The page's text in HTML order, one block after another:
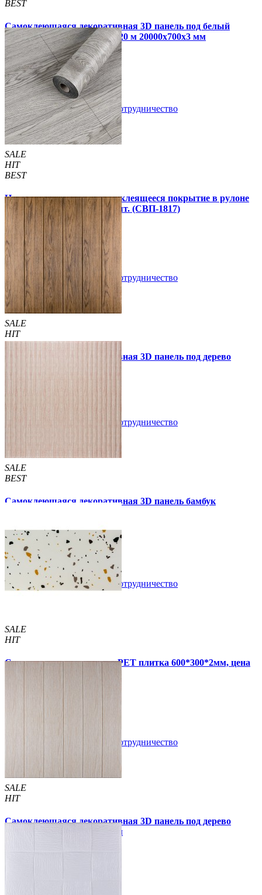
BEST
Самоклеющаяся декоративная 3D панель под белый
матовый кирпич в рулоне 20 м 20000x700x3 мм
1 850 грн./шт 2 899 грн./шт
Купить В закладки Сотрудничество
SALE
HIT
BEST
Напольное виниловое самоклеящееся покрытие в рулоне
3000х600х1,5мм, цена за 1 шт. (СВП-1817)
990 грн. 1 390 грн.
Купить В закладки Сотрудничество
SALE
HIT
Самоклеющаяся декоративная 3D панель под дерево
Сотрудничество
SALE
BEST
Самоклеющаяся декоративная 3D панель бамбук
129 грн. /шт 160 грн. /шт
Купить В закладки Сотрудничество
SALE
HIT
Самоклеящаяся стеновая PET плитка 600*300*2мм, цена
Сотрудничество
SALE
HIT
Самоклеющаяся декоративная 3D панель под дерево
молочный дуб 700x700x5мм
160 грн.